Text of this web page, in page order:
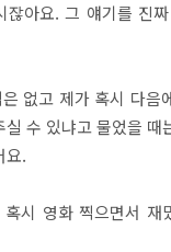
잖아요.그 얘기를 진짜
없고 제가 혹시 다음
실 수 있냐고물었을 때
요.
혹시 영화 찍으면서 재